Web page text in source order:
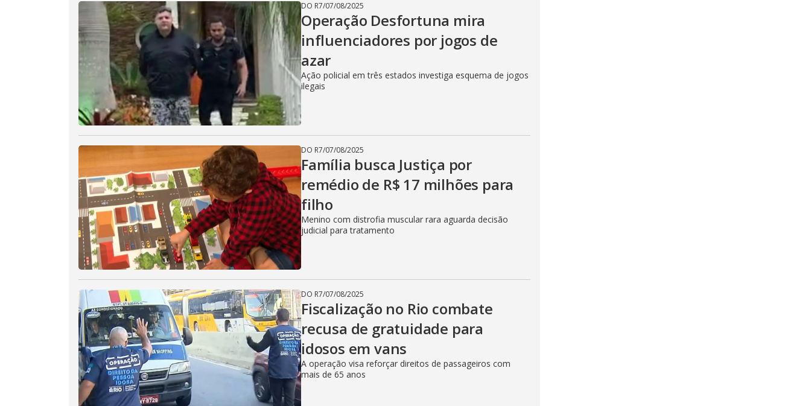
DO R7/07/08/2025
Operação Desfortuna mira
influenciadores por jogos de
azar
Ação policial em três estados investiga esquema de jogos
ilegais
DO R7/07/08/2025
Família busca Justiça por
remédio de R$ 17 milhões para
filho
Menino com distrofia muscular rara aguarda decisão
judicial para tratamento
DO R7/07/08/2025
Fiscalização no Rio combate
recusa de gratuidade para
idosos em vans
A operação visa reforçar direitos de passageiros com
mais de 65 anos